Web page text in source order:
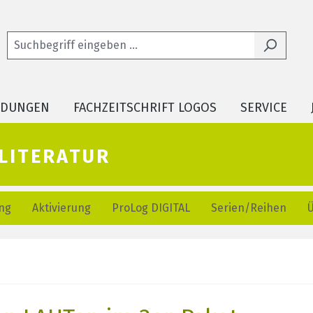
FACHZEITSCHRIFT LOGOS SERVICE
Aktivierung ProLog DIGITAL Serien/Reihen